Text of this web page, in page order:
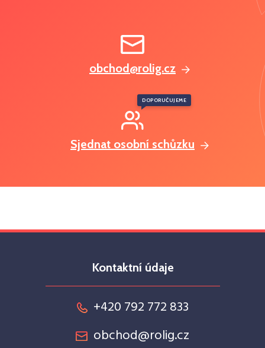
obchod@rolig.cz
Sjednat osobní schůzku
DOPORUČUJEME
Kontaktní údaje
+420 792 772 833
obchod@rolig.cz